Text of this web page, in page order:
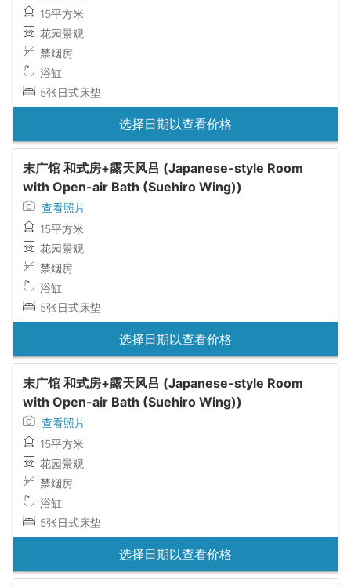
15平方米
花园景观
禁烟房
浴缸
5张日式床垫
选择日期以查看价格
末广馆 和式房+露天风吕 (Japanese-style Room
with Open-air Bath (Suehiro Wing))
查看照片
15平方米
花园景观
禁烟房
浴缸
5张日式床垫
选择日期以查看价格
末广馆 和式房+露天风吕 (Japanese-style Room
with Open-air Bath (Suehiro Wing))
查看照片
15平方米
花园景观
禁烟房
浴缸
5张日式床垫
选择日期以查看价格